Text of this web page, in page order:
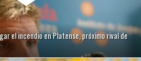
el incendio en Platense, próximo rival de